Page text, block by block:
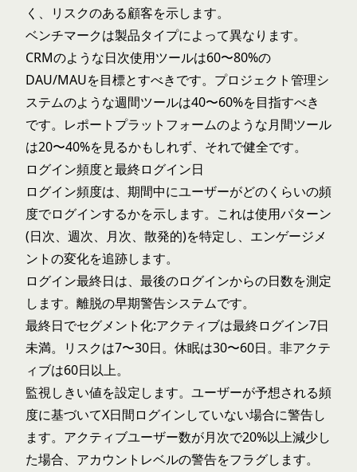
く、リスクのある顧客を示します。
ベンチマークは製品タイプによって異なります。
CRMのような日次使用ツールは60〜80%の
DAU/MAUを目標とすべきです。プロジェクト管理シ
ステムのような週間ツールは40〜60%を目指すべき
です。レポートプラットフォームのような月間ツール
は20〜40%を見るかもしれず、それで健全です。
ログイン頻度と最終ログイン日
ログイン頻度は、期間中にユーザーがどのくらいの頻
度でログインするかを示します。これは使用パターン
(日次、週次、月次、散発的)を特定し、エンゲージメ
ントの変化を追跡します。
ログイン最終日は、最後のログインからの日数を測定
します。離脱の早期警告システムです。
最終日でセグメント化:アクティブは最終ログイン7日
未満。リスクは7〜30日。休眠は30〜60日。非アクテ
ィブは60日以上。
監視しきい値を設定します。ユーザーが予想される頻
度に基づいてX日間ログインしていない場合に警告し
ます。アクティブユーザー数が月次で20%以上減少し
た場合、アカウントレベルの警告をフラグします。